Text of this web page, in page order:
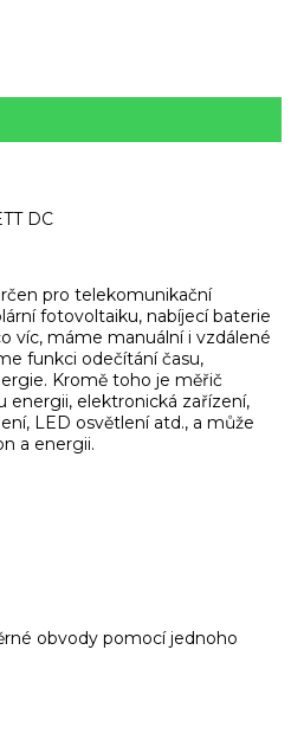
DC
pro telekomunikační
fotovoltaiku, nabíjecí baterie
víc, máme manuální i vzdálené
funkci odečítání času,
Kromě toho je měřič
energii, elektronická zařízení,
LED osvětlení atd., a může
a energii.
obvody pomocí jednoho